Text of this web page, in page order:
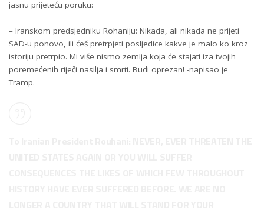
jasnu prijeteću poruku:
– Iranskom predsjedniku Rohaniju: Nikada, ali nikada ne prijeti
SAD-u ponovo, ili ćeš pretrpjeti posljedice kakve je malo ko kroz
istoriju pretrpio. Mi više nismo zemlja koja će stajati iza tvojih
poremećenih riječi nasilja i smrti. Budi oprezan! -napisao je
Tramp.